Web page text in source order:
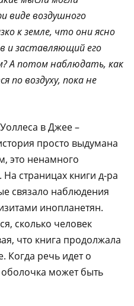
виде воздушного
к земле, что они ясно
и заставляющий его
А потом наблюдать, как
по воздуху, пока не
в Джее –
просто выдумана
это ненамного
страницах книги д-ра
связало наблюдения
инопланетян.
сколько человек
что книга продолжала
Когда речь идет о
может быть